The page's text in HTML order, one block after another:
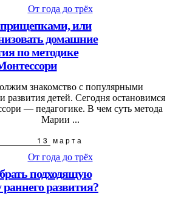
От года до трёх
или
домашние
по методике
знакомство с популярными
развития детей. Сегодня остановимся
— педагогике. В чем суть метода
Марии ...
13 марта
От года до трёх
подходящую
развития?